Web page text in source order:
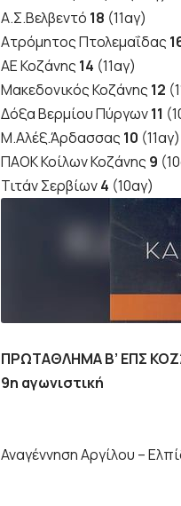
Α.Σ.Βελβεντό 18 (11αγ)
Ατρόμητος Πτολεμαΐδας
ΑΕ Κοζάνης 14 (11αγ)
Μακεδονικός Κοζάνης 12
Δόξα Βερμίου Πύργων11
Μ.Αλέξ.Άρδασσας 10 (11αγ)
ΠΑΟΚ Κοίλων Κοζάνης 9
Τιτάν Σερβίων4 (10αγ)
ΠΡΩΤΑΘΛΗΜΑ Β’ ΕΠΣ
9η αγωνιστική
Αναγέννηση Αργίλου –